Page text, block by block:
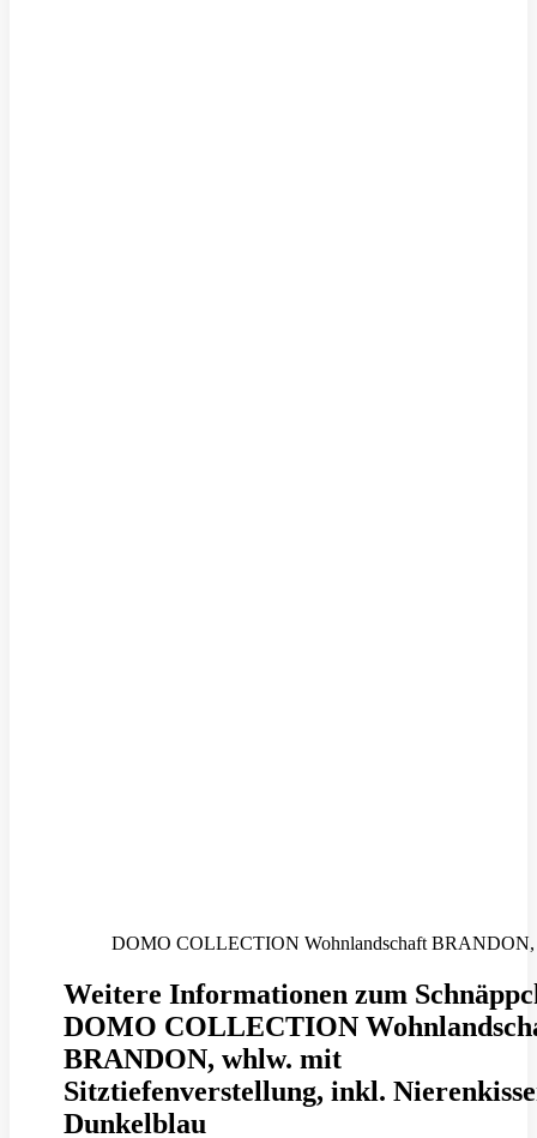
DOMO COLLECTION Wohnlandschaft BRANDON,
Weitere Informationen zum
DOMO COLLECTION
BRANDON, whlw. mit
Sitztiefenverstellung, inkl.
Dunkelblau